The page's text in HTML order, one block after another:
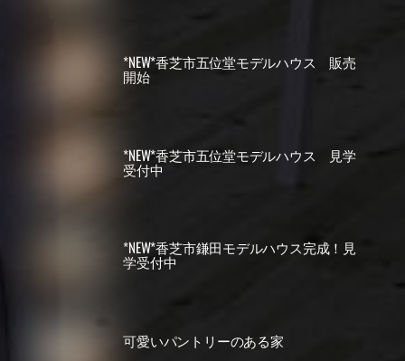
*NEW*香芝市五位堂モデルハウス 販売
開始
*NEW*香芝市五位堂モデルハウス 見学
受付中
*NEW*香芝市鎌田モデルハウス完成！見
学受付中
可愛いパントリーのある家